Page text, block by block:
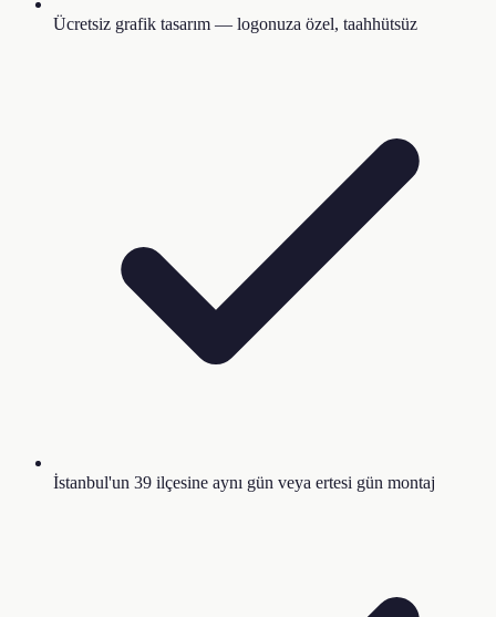
Ücretsiz grafik tasarım — logonuza özel, taahhütsüz
İstanbul'un 39 ilçesine aynı gün veya ertesi gün montaj